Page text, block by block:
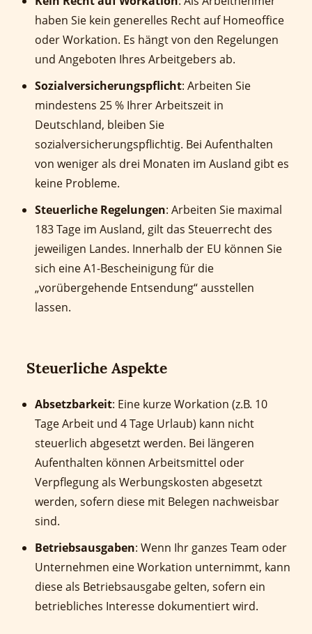
haben Sie kein generelles Recht auf Homeoffice
oder Workation. Es hängt von den Regelungen
und Angeboten Ihres Arbeitgebers ab.
Sozialversicherungspflicht: Arbeiten Sie
mindestens 25 % Ihrer Arbeitszeit in
Deutschland, bleiben Sie
sozialversicherungspflichtig. Bei Aufenthalten
von weniger als drei Monaten im Ausland gibt es
keine Probleme.
Steuerliche Regelungen: Arbeiten Sie maximal
183 Tage im Ausland, gilt das Steuerrecht des
jeweiligen Landes. Innerhalb der EU können Sie
sich eine A1-Bescheinigung für die
„vorübergehende Entsendung“ ausstellen
lassen.
Steuerliche Aspekte
Absetzbarkeit: Eine kurze Workation (z.B. 10
Tage Arbeit und 4 Tage Urlaub) kann nicht
steuerlich abgesetzt werden. Bei längeren
Aufenthalten können Arbeitsmittel oder
Verpflegung als Werbungskosten abgesetzt
werden, sofern diese mit Belegen nachweisbar
sind.
Betriebsausgaben: Wenn Ihr ganzes Team oder
Unternehmen eine Workation unternimmt, kann
diese als Betriebsausgabe gelten, sofern ein
betriebliches Interesse dokumentiert wird.